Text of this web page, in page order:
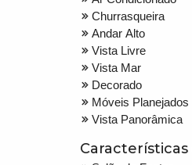
Churrasqueira
Andar Alto
Vista Livre
Vista Mar
Decorado
Móveis Planejados
Vista Panorâmica